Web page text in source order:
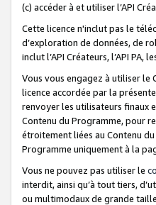
(c) accéder à et utiliser l’API
Cette licence n'inclut pas le
d’exploration de données, de
inclut l’API Créateurs, l’API
Vous vous engagez à utiliser le
licence accordée par la
renvoyer les utilisateurs finaux
Contenu du Programme, pour
étroitement liées au Contenu
Programme uniquement à la
Vous ne pouvez pas utiliser le
interdit, ainsi qu’à tout tiers,
ou multimodaux de grande